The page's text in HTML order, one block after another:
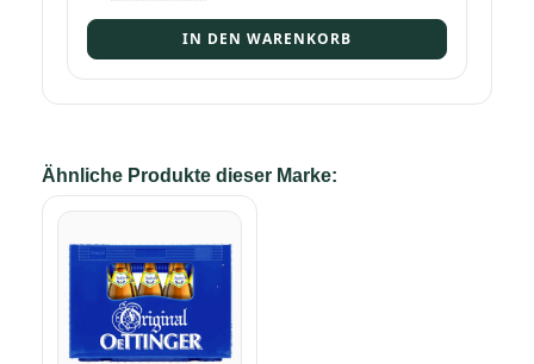
Menge
IN DEN WARENKORB
Ähnliche Produkte dieser Marke: